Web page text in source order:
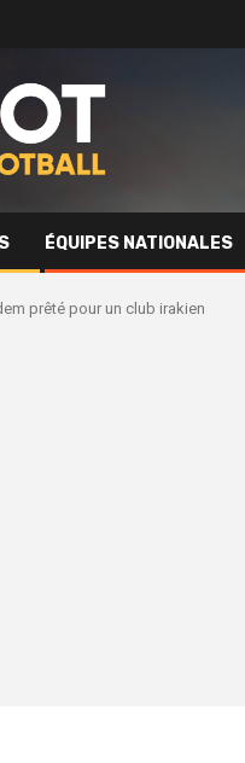
ÉQUIPES NATIONALES
prêté pour un club irakien